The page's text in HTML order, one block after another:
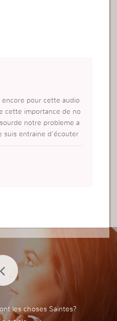
encore pour cette audio
cette importance de no
notre probleme a
entraine d’écouter
pour moi non pas pou
les choses Saintes?